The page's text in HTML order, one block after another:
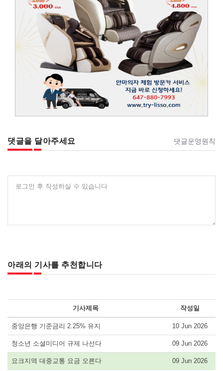
댓글을 달아주세요 댓글운영원칙
로그인 후 작성하실 수 있습니다
아래의 기사를 추천합니다
기사제목 작성일
중앙은행 기준금리 2.25% 유지 10 Jun 2026
청소년 소셜미디어 규제 나선다 09 Jun 2026
요크지역 대중교통 요금 오른다 09 Jun 2026